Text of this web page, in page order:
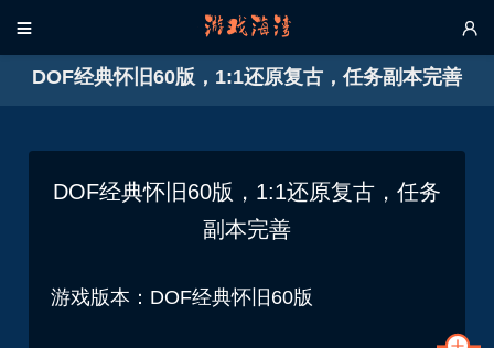
 
DOF经典怀旧60版，1:1还原复古，任务副本完善
DOF经典怀旧60版，1:1还原复古，任务
副本完善
游戏版本：DOF经典怀旧60版